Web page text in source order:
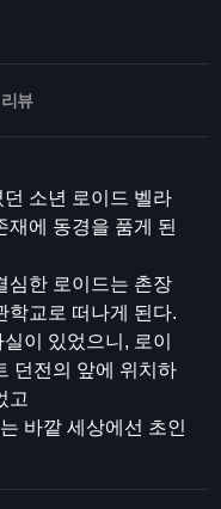
리뷰
소년 로이드 벨라
에 동경을 품게 된
심한 로이드는 촌장
학교로 떠나게 된다.
이 있었으니, 로이
던전의 앞에 위치하
고
바깥 세상에선 초인